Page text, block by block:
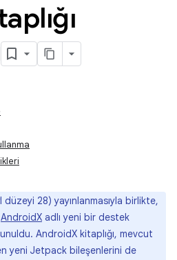
düzeyi 28) yayınlanmasıyla birlikte,
AndroidX adlı yeni bir destek
AndroidX kitaplığı, mevcut
yeni Jetpack bileşenlerini de